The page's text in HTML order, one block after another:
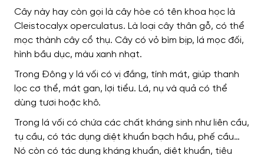
Cây này hay còn gọi là cây hòe có tên khoa học là
Cleistocalyx operculatus. Là loại cây thân gỗ, có thể
mọc thành cây cổ thụ. Cây có vỏ bìm bịp, lá mọc đối,
hình bầu dục, màu xanh nhạt.
Trong Đông y lá vối có vị đắng, tính mát, giúp thanh
lọc cơ thể, mát gan, lợi tiểu. Lá, nụ và quả có thể
dùng tươi hoặc khô.
Trong lá vối có chứa các chất kháng sinh như liên cầu,
tụ cầu, có tác dụng diệt khuẩn bạch hầu, phế cầu…
Nó còn có tác dụng kháng khuẩn, diệt khuẩn, tiêu